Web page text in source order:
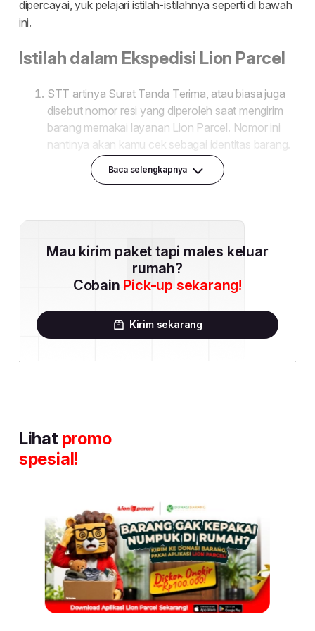
Baca selengkapnya
Mau kirim paket tapi males keluar
rumah?
Cobain Pick-up sekarang!
Kirim sekarang
Lihat promo
spesial!